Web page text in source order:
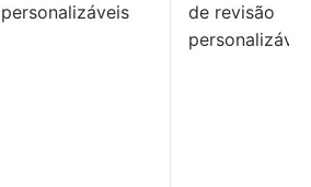
personalizáveis
de revisão